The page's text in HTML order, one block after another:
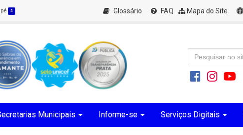
4 Glossário FAQ Mapa do Site
Municipais Informe-se Serviços Digitais